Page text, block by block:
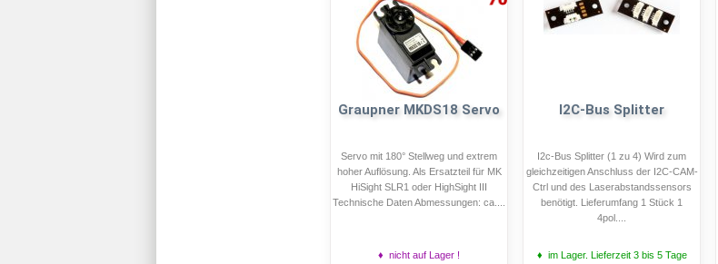
Graupner MKDS18 Servo
Servo mit 180° Stellweg und extrem
hoher Auflösung. Als Ersatzteil für MK
HiSight SLR1 oder HighSight III
Technische Daten Abmessungen: ca....
♦ nicht auf Lager !
I2C-Bus Splitter
I2c-Bus Splitter (1 zu 4) Wird zum
gleichzeitigen Anschluss der I2C-CAM-
Ctrl und des Laserabstandssensors
benötigt. Lieferumfang 1 Stück 1
4pol....
♦ im Lager. Lieferzeit 3 bis 5 Tage